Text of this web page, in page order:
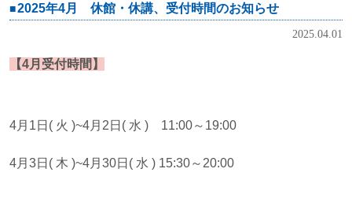
2025年4月 休館・休講、受付時間のお知らせ
2025.04.01
【4月受付時間】
4月1日( 火 )~4月2日( 水 ) 11:00～19:00
4月3日( 木 )~4月30日( 水 ) 15:30～20:00